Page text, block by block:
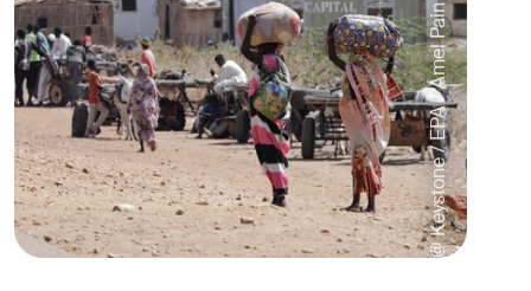
@ Keystone / EPA / Amel Pain